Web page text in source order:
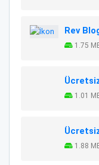
Rev
1.75
1.01
1.88